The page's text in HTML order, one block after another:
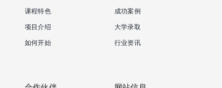
课程特色
项目介绍
如何开始
成功案例
大学录取
行业资讯